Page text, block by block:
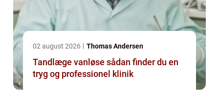
02 august 2026 Thomas Andersen
Tandlæge vanløse sådan finder du en
tryg og professionel klinik